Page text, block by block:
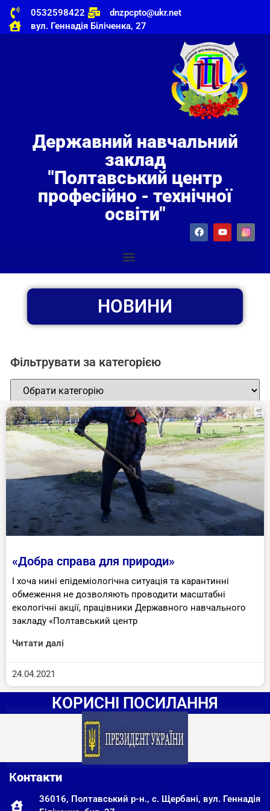
0532598422
dnzpcpto@ukr.net
вул. Геннадія Біліченка, 27
Державний навчальний
заклад
"Полтавський центр
професійно - технічної
освіти"
НОВИНИ
Фільтрувати за категорією
«Добра справа для природи»
І хоча нині епідеміологічна ситуація та карантинні
обмеження не дозволяють проводити масштабні
екологічні акції, працівники Державного навчального
закладу «Полтавський центр
Читати далі
24.04.2021
КОРИСНІ ПОСИЛАННЯ
Контакти
36016, Полтавський р-н., с. Щербані, вул. Геннадія